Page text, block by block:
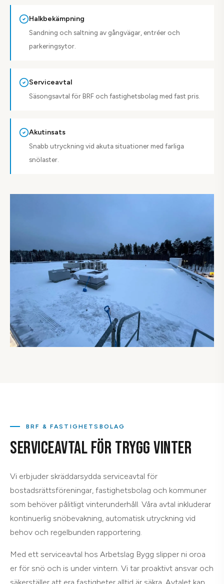
Halkbekämpning
Sandning och saltning av gångvägar, entréer och
parkeringsytor.
Serviceavtal
Säsongsavtal för BRF och fastighetsbolag med fast pris.
Akutinsats
Snabb utryckning vid akuta situationer med farliga
snölaster.
BRF & FASTIGHETSBOLAG
SERVICEAVTAL FÖR TRYGG VINTER
Vi erbjuder skräddarsydda serviceavtal för
bostadsrättsföreningar, fastighetsbolag och kommuner
som behöver pålitligt vinterunderhåll. Våra avtal inkluderar
kontinuerlig snöbevakning, automatisk utryckning vid
behov och regelbunden rapportering.
Med ett serviceavtal hos Arbetslag Bygg slipper ni oroa
er för snö och is under vintern. Vi tar proaktivt ansvar och